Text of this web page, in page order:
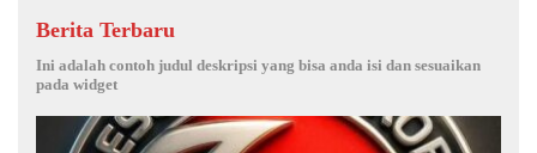
5
6 Maret 16, 2019 0 Komentar
Prabowo Resmikan Kantor DPD Gerindra di Banten